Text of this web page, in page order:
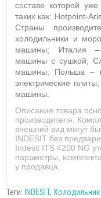
составе которой
таких как: Hotpoint-
Страны
холодильники и
машины; Италия –
машины с сушкой;
машины; Польша –
электрические
машины.
Описание товара
производителя.
внешний вид могут
INDESIT без
Indesit ITS 4200 NG
параметры,
у продавца.
Теги: INDESIT, Холодильник